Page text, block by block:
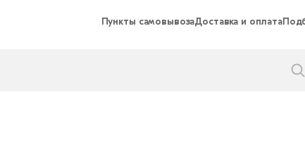
Пункты самовывозаДоставка и оплата